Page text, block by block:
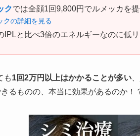
クでは全顔1回9,800円でルメッカを
クの詳細を見る
IPLと比べ3倍のエネルギーなのに低リ
も1回2万円以上はかかることが多い
るものの、本当に効果があるのか！